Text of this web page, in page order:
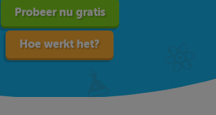
Probeer nu gratis
Hoe werkt het?